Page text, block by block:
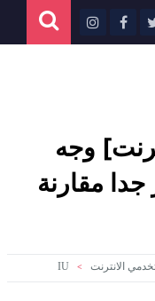
وجه
مقارنة
الانترنت >
IU